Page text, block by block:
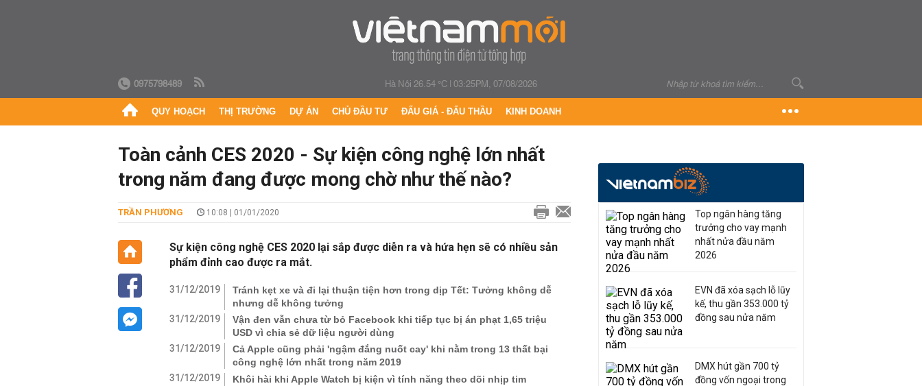
0975798489 Hà Nội 26.54 °C|03:25PM, 07/08/2026
QUY HOẠCH THỊ TRƯỜNG DỰ ÁN CHỦ ĐẦU TƯ ĐẤU GIÁ - ĐẤU THẦU KINH DOANH
Toàn cảnh CES 2020 - Sự kiện công nghệ lớn nhất
trong năm đang được mong chờ như thế nào?
TRẦN PHƯƠNG 10:08 | 01/01/2020
Sự kiện công nghệ CES 2020 lại sắp được diễn ra và hứa hẹn sẽ có nhiều sản
phẩm đỉnh cao được ra mắt.
31/12/2019
Tránh kẹt xe và đi lại thuận tiện hơn trong dịp Tết: Tưởng không dễ
nhưng dễ không tưởng
31/12/2019
Vận đen vẫn chưa từ bỏ Facebook khi tiếp tục bị án phạt 1,65 triệu
USD vì chia sẻ dữ liệu người dùng
31/12/2019
Cả Apple cũng phải 'ngậm đắng nuốt cay' khi nằm trong 13 thất bại
công nghệ lớn nhất trong năm 2019
31/12/2019
Khôi hài khi Apple Watch bị kiện vì tính năng theo dõi nhịp tim
Top ngân hàng tăng
trưởng cho vay mạnh
nhất nửa đầu năm
2026
EVN đã xóa sạch lỗ lũy
kế, thu gần 353.000 tỷ
đồng sau nửa năm
DMX hút gần 700 tỷ
đồng vốn ngoại trong